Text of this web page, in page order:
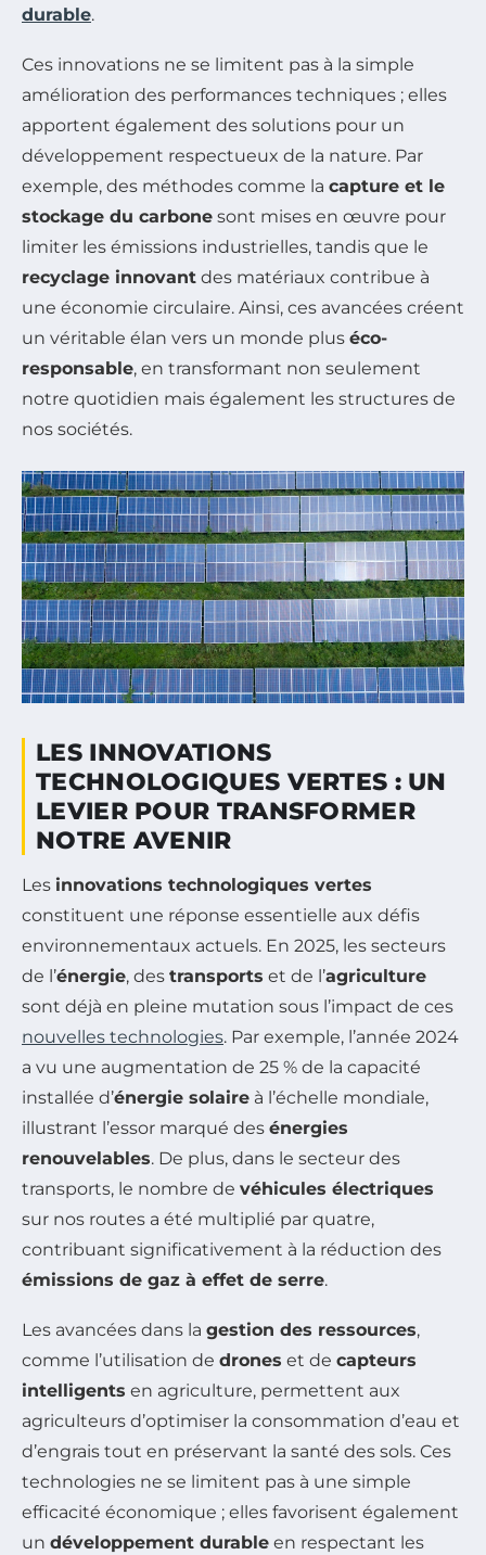
durable.
Ces innovations ne se limitent pas à la simple
amélioration des performances techniques ; elles
apportent également des solutions pour un
développement respectueux de la nature. Par
exemple, des méthodes comme la capture et le
stockage du carbone sont mises en œuvre pour
limiter les émissions industrielles, tandis que le
recyclage innovant des matériaux contribue à
une économie circulaire. Ainsi, ces avancées créent
un véritable élan vers un monde plus éco-
responsable, en transformant non seulement
notre quotidien mais également les structures de
nos sociétés.
LES INNOVATIONS
TECHNOLOGIQUES VERTES : UN
LEVIER POUR TRANSFORMER
NOTRE AVENIR
Les innovations technologiques vertes
constituent une réponse essentielle aux défis
environnementaux actuels. En 2025, les secteurs
de l’énergie, des transports et de l’agriculture
sont déjà en pleine mutation sous l’impact de ces
nouvelles technologies. Par exemple, l’année 2024
a vu une augmentation de 25 % de la capacité
installée d’énergie solaire à l’échelle mondiale,
illustrant l’essor marqué des énergies
renouvelables. De plus, dans le secteur des
transports, le nombre de véhicules électriques
sur nos routes a été multiplié par quatre,
contribuant significativement à la réduction des
émissions de gaz à effet de serre.
Les avancées dans la gestion des ressources,
comme l’utilisation de drones et de capteurs
intelligents en agriculture, permettent aux
agriculteurs d’optimiser la consommation d’eau et
d’engrais tout en préservant la santé des sols. Ces
technologies ne se limitent pas à une simple
efficacité économique ; elles favorisent également
un développement durable en respectant les